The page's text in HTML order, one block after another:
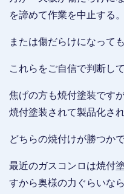
を諦めて作業を中止する。
または傷だらけになって
これらをご自信で判断し
焦げの方も焼付塗装です
焼付塗装されて製品化さ
どちらの焼付けが勝つかで
最近のガスコンロは焼付
すから奥様の力ぐらいな